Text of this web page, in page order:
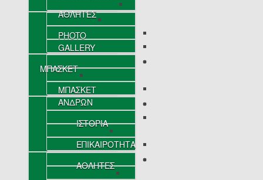
ΑΘΛΗΤΕΣ
PHOTO
GALLERY
ΜΠΑΣΚΕΤ
ΜΠΑΣΚΕΤ
ΑΝΔΡΩΝ
ΙΣΤΟΡΙΑ
ΕΠΙΚΑΙΡΟΤΗΤΑ
ΑΘΛΗΤΕΣ